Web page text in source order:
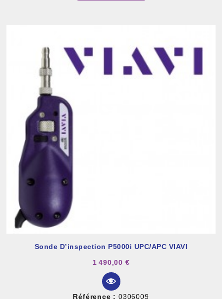
Sonde D’inspection P5000i UPC/APC VIAVI
1 490,00 €
Référence : 0306009